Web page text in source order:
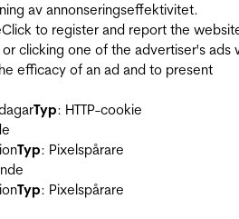
av annonseringseffektivitet.
to register and report the
clicking one of the advertiser's ads
efficacy of an ad and to present
Typ: HTTP-cookie
Typ: Pixelspårare
Typ: Pixelspårare